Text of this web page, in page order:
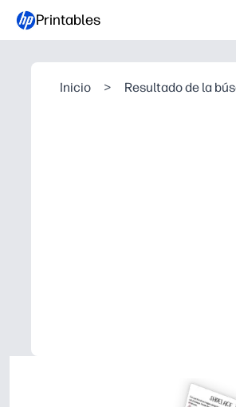
Printables
Inicio > Resultado de la